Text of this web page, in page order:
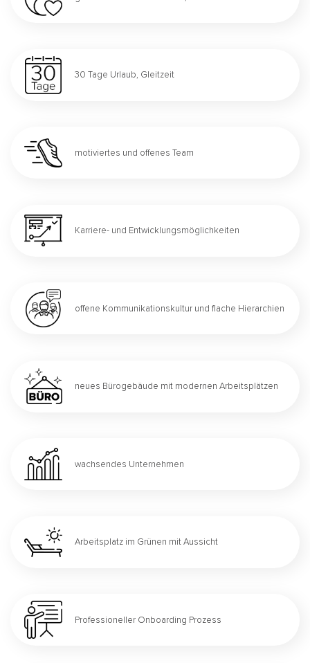
30 Tage Urlaub, Gleitzeit
motiviertes und offenes Team
Karriere- und Entwicklungsmöglichkeiten
offene Kommunikationskultur und flache Hierarchien
neues Bürogebäude mit modernen Arbeitsplätzen
wachsendes Unternehmen
Arbeitsplatz im Grünen mit Aussicht
Professioneller Onboarding Prozess